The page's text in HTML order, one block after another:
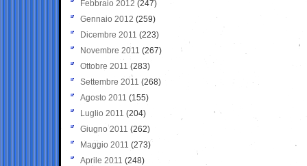
Febbraio 2012 (247)
Gennaio 2012 (259)
Dicembre 2011 (223)
Novembre 2011 (267)
Ottobre 2011 (283)
Settembre 2011 (268)
Agosto 2011 (155)
Luglio 2011 (204)
Giugno 2011 (262)
Maggio 2011 (273)
Aprile 2011 (248)